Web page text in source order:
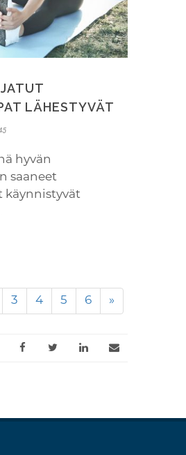
LÄHESTYVÄT
hyvän
saaneet
käynnistyvät
3 4 5 6 »